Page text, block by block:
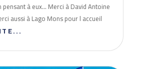
à eux... Merci à David Antoine
aussi à Lago Mons pour l accueil